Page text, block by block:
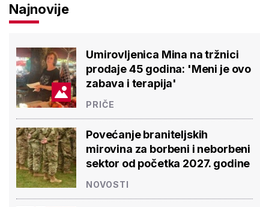
Najnovije
Umirovljenica Mina na tržnici
prodaje 45 godina: 'Meni je ovo
zabava i terapija'
PRIČE
Povećanje braniteljskih
mirovina za borbeni i neborbeni
sektor od početka 2027. godine
NOVOSTI